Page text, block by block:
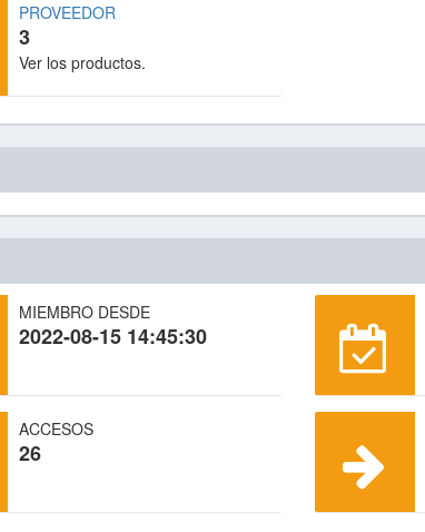
PROVEEDOR
3
Ver los productos.
MIEMBRO DESDE
2022-08-15 14:45:30
ACCESOS
26